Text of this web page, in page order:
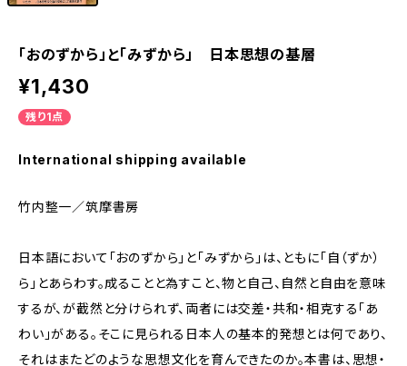
「おのずから」と「みずから」 日本思想の基層
¥1,430
残り1点
International shipping available
竹内整一／筑摩書房
日本語において「おのずから」と「みずから」は、ともに「自（ずか）
ら」とあらわす。成ることと為すこと、物と自己、自然と自由を意味
するが、が截然と分けられず、両者には交差・共和・相克する「あ
わい」がある。そこに見られる日本人の基本的発想とは何であり、
それはまたどのような思想文化を育んできたのか。本書は、思想・